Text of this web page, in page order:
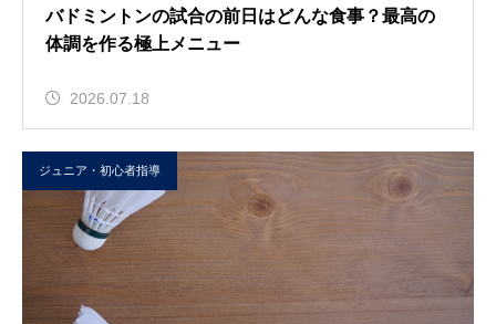
バドミントンの試合の前日はどんな食事？最高の
体調を作る極上メニュー
2026.07.18
ジュニア・初心者指導